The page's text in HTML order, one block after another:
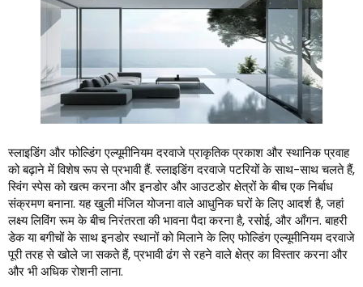
स्लाइडिंग और फोल्डिंग एल्यूमीनियम दरवाजे प्राकृतिक प्रकाश और स्थानिक प्रवाह
को बढ़ाने में विशेष रूप से प्रभावी हैं. स्लाइडिंग दरवाजे पटरियों के साथ-साथ चलते हैं,
स्विंग स्पेस को खत्म करना और इनडोर और आउटडोर क्षेत्रों के बीच एक निर्बाध
संक्रमण बनाना. यह खुली मंजिल योजना वाले आधुनिक घरों के लिए आदर्श है, जहां
लक्ष्य लिविंग रूम के बीच निरंतरता की भावना पैदा करना है, रसोई, और आँगन. बाहरी
डेक या बगीचों के साथ इनडोर स्थानों को मिलाने के लिए फोल्डिंग एल्यूमीनियम दरवाजे
पूरी तरह से खोले जा सकते हैं, प्रभावी ढंग से रहने वाले क्षेत्र का विस्तार करना और
और भी अधिक रोशनी लाना.